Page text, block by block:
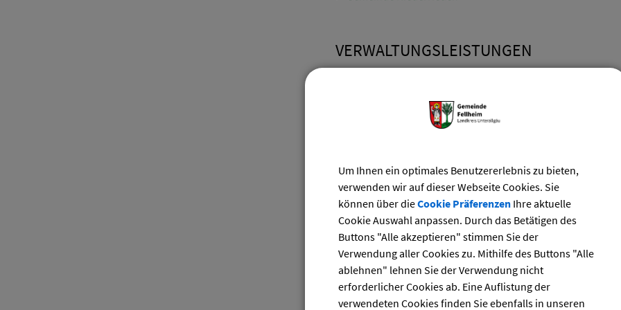
VERWALTUNGSLEISTUNGEN
Bürgermeister- und Gemeinderatsangelegenheiten;
Bürgerversammlung; Teilnahme
Freiwillige Feuerwehr; Feuerwehrdienst
Gemeinderat; Informationen zu Sitzungsniederschriften
Gemeinderat; Informationen zu den Sitzungen
Gewässer dritter Ordnung; Informationen zum
Gewässer dritter Ordnung; Informationen zur
Gewerbeansiedlung; Ausweis von Gewerbegebieten
Heimatpflege; Bestellung einer Ortsheimatpflegerin/
Um Ihnen ein optimales Benutzererlebnis zu bieten,
verwenden wir auf dieser Webseite Cookies. Sie
können über dieCookie PräferenzenIhre aktuelle
Cookie Auswahl anpassen. Durch das Betätigen des
Buttons "Alle akzeptieren" stimmen Sie der
Verwendung aller Cookies zu. Mithilfe des Buttons "Alle
ablehnen" lehnen Sie der Verwendung nicht
erforderlicher Cookies ab. Eine Auflistung der
verwendeten Cookies finden Sie ebenfalls in unseren